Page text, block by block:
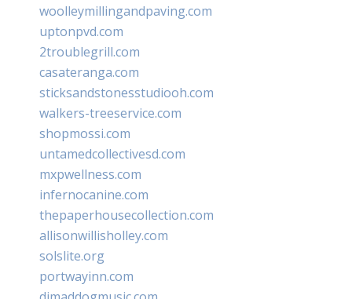
woolleymillingandpaving.com
uptonpvd.com
2troublegrill.com
casateranga.com
sticksandstonesstudiooh.com
walkers-treeservice.com
shopmossi.com
untamedcollectivesd.com
mxpwellness.com
infernocanine.com
thepaperhousecollection.com
allisonwillisholley.com
solslite.org
portwayinn.com